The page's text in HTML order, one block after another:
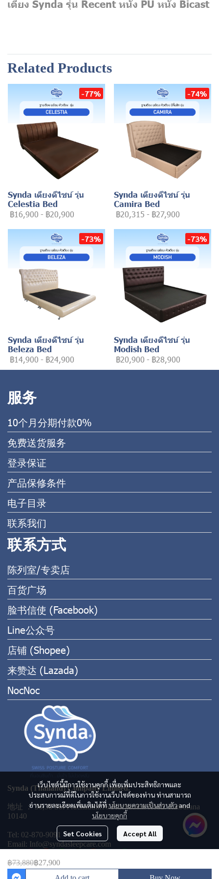
เตียง Synda รุ่น Recent หนัง PU หนัง Bicast
Related Products
-77%
Synda เตียงดีไซน์ รุ่น
Celestia Bed
฿16,900 - ฿20,900
-74%
Synda เตียงดีไซน์ รุ่น
Camira Bed
฿20,315 - ฿27,900
-73%
Synda เตียงดีไซน์ รุ่น
Beleza Bed
฿14,900 - ฿24,900
-73%
Synda เตียงดีไซน์ รุ่น
Modish Bed
฿20,900 - ฿28,900
฿73,880฿27,900
เว็บไซต์นี้มีการใช้งานคุกกี้ เพื่อเพิ่มประสิทธิภาพและ
ประสบการณ์ที่ดีในการใช้งานเว็บไซต์ของท่าน ท่านสามารถ
อ่านรายละเอียดเพิ่มเติมได้ที่นโยบายความเป็นส่วนตัว and
นโยบายคุกกี้
Set Cookies Accept All
服务
10个月分期付款0%
免费送货服务
登录保证
产品保修条件
电子目录
联系我们
联系方式
陈列室/专卖店
百货广场
脸书信使 (Facebook)
Line公众号
店铺 (Shopee)
来赞达 (Lazada)
NocNoc
Synda (Thailand) Company Limited.
地址 ： 36,38 Soi Prachauthit16 Prachauthit Road. Ratburana
10140
Tel: 02-870-9091
Email: Info@syndasleepcare.com